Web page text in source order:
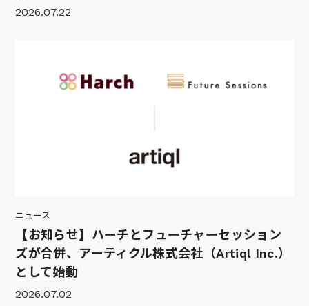
2026.07.22
ニュース
【お知らせ】ハーチとフューチャーセッション
ズが合併、アーティクル株式会社（Artiql Inc.）
として始動
2026.07.02